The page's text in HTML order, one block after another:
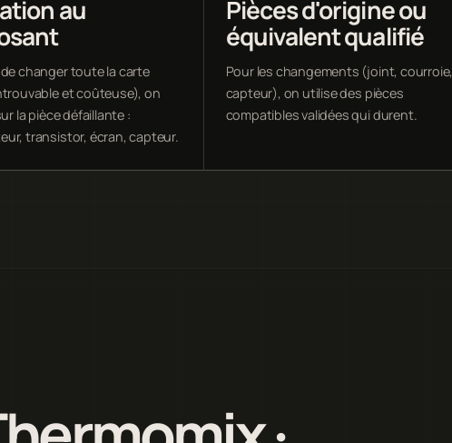
au
changer toute la carte
et coûteuse), on
la pièce défaillante :
transistor, écran, capteur.
Pièces d'origine ou
équivalent qualifié
Pour les changements (joint, courroie,
capteur), on utilise des pièces
compatibles validées qui durent.